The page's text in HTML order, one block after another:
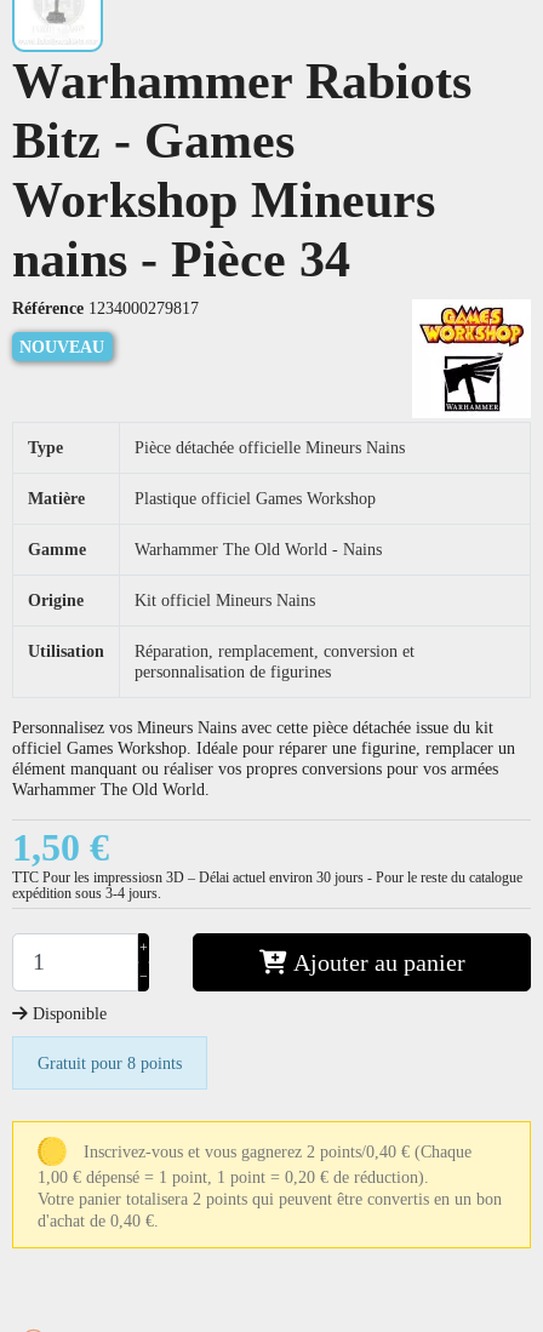
Warhammer Rabiots
Bitz - Games
Workshop Mineurs
nains - Pièce 34
Référence 1234000279817
NOUVEAU
Type Pièce détachée officielle Mineurs Nains
Matière Plastique officiel Games Workshop
Gamme Warhammer The Old World - Nains
Origine Kit officiel Mineurs Nains
Utilisation
Réparation, remplacement, conversion et
personnalisation de figurines
Personnalisez vos Mineurs Nains avec cette pièce détachée issue du kit
officiel Games Workshop. Idéale pour réparer une figurine, remplacer un
élément manquant ou réaliser vos propres conversions pour vos armées
Warhammer The Old World.
1,50 €
TTC Pour les impressiosn 3D – Délai actuel environ 30 jours - Pour le reste du catalogue
expédition sous 3-4 jours.
+
−
Ajouter au panier
Disponible
Gratuit pour 8 points
Inscrivez-vous et vous gagnerez 2 points/0,40 € (Chaque
1,00 € dépensé = 1 point, 1 point = 0,20 € de réduction).
Votre panier totalisera 2 points qui peuvent être convertis en un bon
d'achat de 0,40 €.